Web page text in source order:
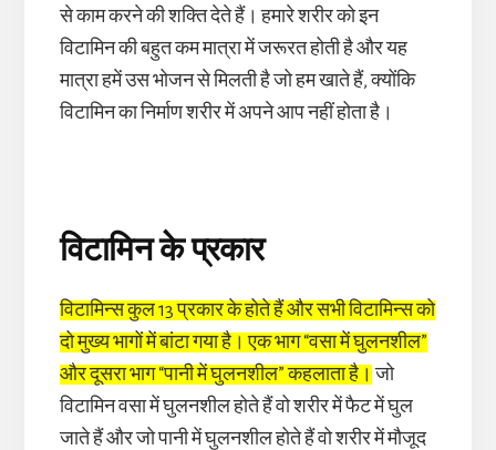
से काम करने की शक्ति देते हैं। हमारे शरीर को इन
विटामिन की बहुत कम मात्रा में जरूरत होती है और यह
मात्रा हमें उस भोजन से मिलती है जो हम खाते हैं, क्योंकि
विटामिन का निर्माण शरीर में अपने आप नहीं होता है।
विटामिन के प्रकार
विटामिन्स कुल 13 प्रकार के होते हैं और सभी विटामिन्स को
दो मुख्य भागों में बांटा गया है। एक भाग “वसा में घुलनशील”
और दूसरा भाग “पानी में घुलनशील” कहलाता है। जो
विटामिन वसा में घुलनशील होते हैं वो शरीर में फैट में घुल
जाते हैं और जो पानी में घुलनशील होते हैं वो शरीर में मौजूद